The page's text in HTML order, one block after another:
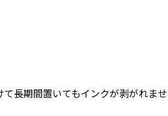
長期間置いてもインクが剥がれませ